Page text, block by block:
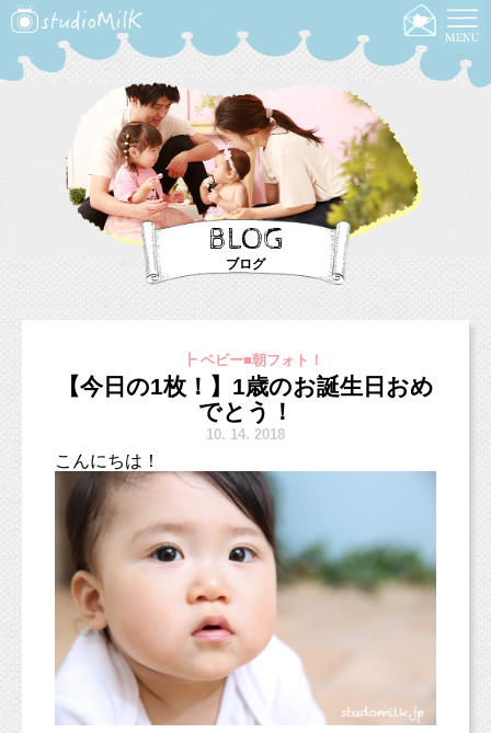
BLOG
ブログ
┣ ベビー■朝フォト！
【今日の1枚！】1歳のお誕生日おめ
でとう！
10. 14. 2018
こんにちは！